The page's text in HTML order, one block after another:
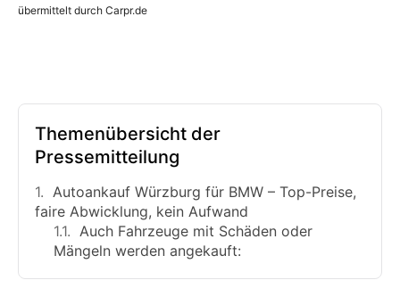
übermittelt durch Carpr.de
Themenübersicht der
Pressemitteilung
Autoankauf Würzburg für BMW – Top-Preise,
faire Abwicklung, kein Aufwand
Auch Fahrzeuge mit Schäden oder
Mängeln werden angekauft: